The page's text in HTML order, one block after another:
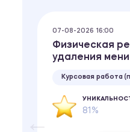
07-08-2026 16:00
Физическая
удаления
Курсовая работа
81%